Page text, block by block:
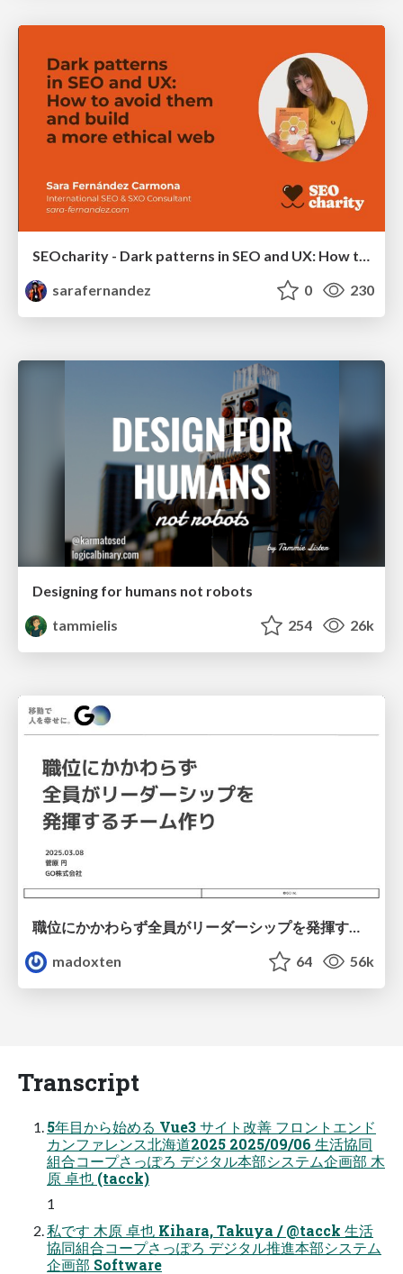
SEOcharity - Dark patterns in SEO and UX: How to avoid them and build a more ethical web
sarafernandez
0 230
Designing for humans not robots
tammielis
254 26k
madoxten
64 56k
Transcript
5年目から始める Vue3 サイト改善 フロントエンド
カンファレンス北海道2025 2025/09/06 生活協同
組合コープさっぽろ デジタル本部システム企画部 木
原 卓也 (tacck)
1
私です 木原 卓也 Kihara, Takuya / @tacck 生活
協同組合コープさっぽろ デジタル推進本部システム
企画部 Software